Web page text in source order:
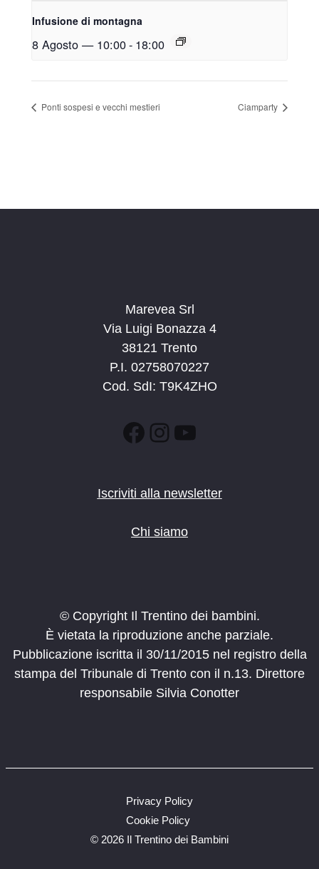
Infusione di montagna
8 Agosto — 10:00- 18:00
Ponti sospesi e vecchi mestieri Ciamparty
Marevea Srl
Via Luigi Bonazza 4
38121 Trento
P.I. 02758070227
Cod. SdI: T9K4ZHO
Facebook
Instagram
YouTube
Iscriviti alla newsletter
Chi siamo
© Copyright Il Trentino dei bambini.
È vietata la riproduzione anche parziale.
Pubblicazione iscritta il 30/11/2015 nel registro della
stampa del Tribunale di Trento con il n.13. Direttore
responsabile Silvia Conotter
© 2026 Il Trentino dei Bambini
Privacy Policy
Cookie Policy